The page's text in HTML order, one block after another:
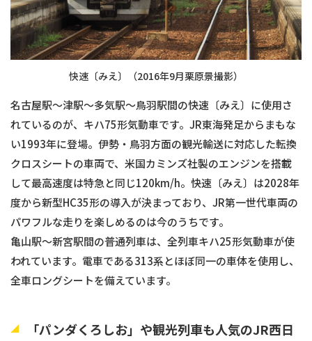
快速〔みえ〕（2016年9月栗原景撮影）
名古屋駅〜津駅〜多気駅〜鳥羽駅間の快速〔みえ〕に使用さ
れているのが、キハ75形気動車です。JR東海発足からまもな
い1993年に登場。伊勢・鳥羽方面の観光輸送に対応した転換
クロスシートの車両で、米国カミンズ社製のエンジンを搭載
して最高速度は特急と同じ120km/h。快速〔みえ〕は2028年
度から新型HC35形の導入が決まっており、JR第一世代車両の
パワフルな走りを楽しめるのは今のうちです。
亀山駅〜新宮駅間の普通列車は、全列車キハ25形気動車が使
われています。電車である313系とほぼ同一の車体を使用し、
全車ロングシートを備えています。
「パンダくろしお」や観光列車も人気のJR西日